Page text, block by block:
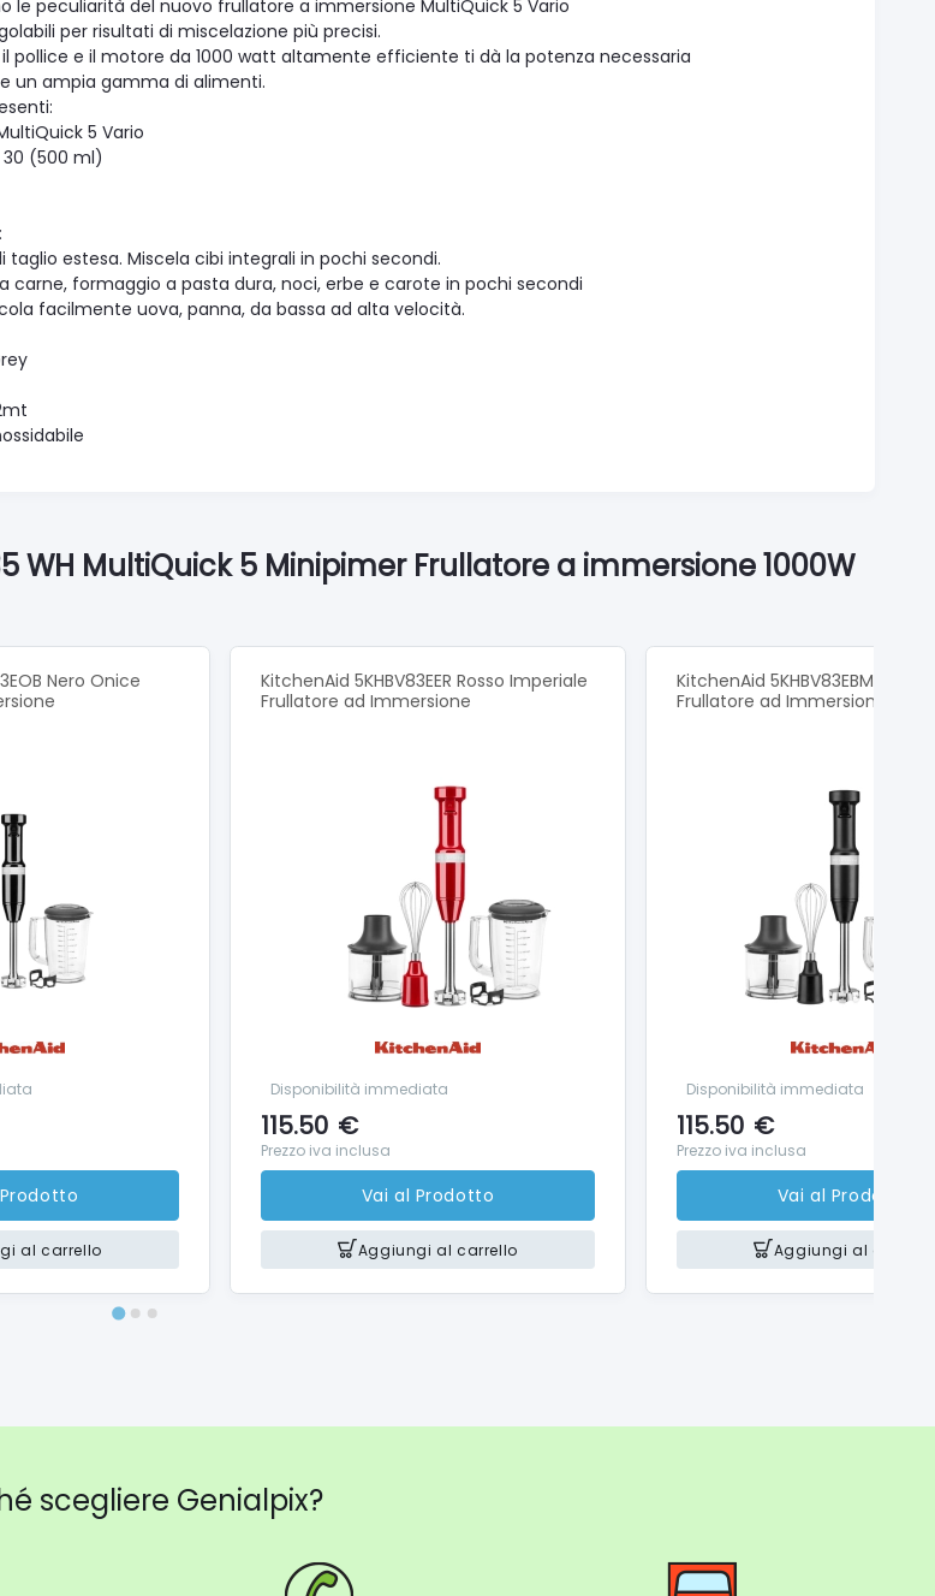
le peculiarità del nuovo frullatore a immersione MultiQuick 5 Vario
per risultati di miscelazione più precisi.
pollice e il motore da 1000 watt altamente efficiente ti dà la potenza necessaria
un ampia gamma di alimenti.
5 Vario
(500 ml)
taglio estesa. Miscela cibi integrali in pochi secondi.
carne, formaggio a pasta dura, noci, erbe e carote in pochi secondi
facilmente uova, panna, da bassa ad alta velocità.
MultiQuick 5 Minipimer Frullatore a immersione 1000W
Nero Onice
al carrello
KitchenAid 5KHBV83EER Rosso Imperiale
Frullatore ad Immersione
Disponibilità immediata
115.50 €
Prezzo iva inclusa
Vai al Prodotto
Aggiungi al carrello
KitchenAid 5KHBV83EBM Nero
Frullatore ad Immersione
Disponibilità immediata
115.50 €
Prezzo iva inclusa
Vai al Prodotto
Aggiungi al carrello
scegliere Genialpix?